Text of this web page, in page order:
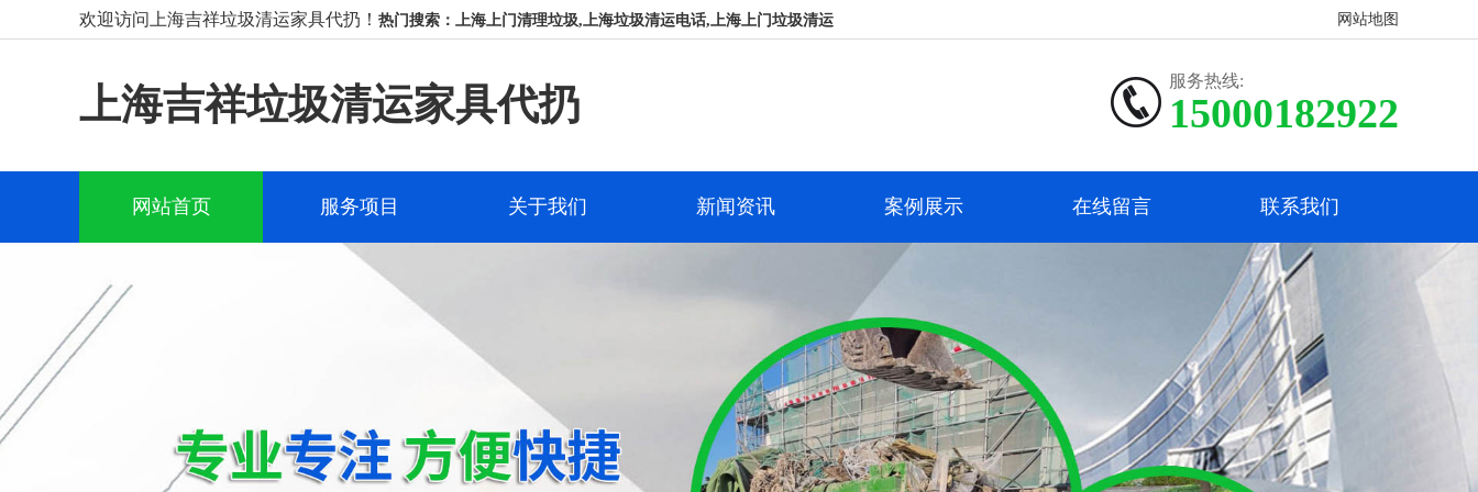
欢迎访问上海吉祥垃圾清运家具代扔！ 热门搜索：上海上门清理垃圾,上海垃圾清运电话,上海上门垃圾清运 网站地图
上海吉祥垃圾清运家具代扔
服务热线:
15000182922
网站首页 服务项目 关于我们 新闻资讯 案例展示 在线留言 联系我们